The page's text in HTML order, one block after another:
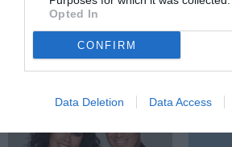
Opted In
CONFIRM
Data Deletion Data Access